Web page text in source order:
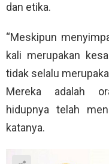
dan etika.
“Meskipun
kali merupakan
tidak selalu
Mereka adalah
hidupnya telah
katanya.